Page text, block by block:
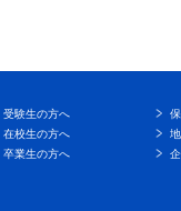
受験生の方へ
在校生の方へ
卒業生の方へ